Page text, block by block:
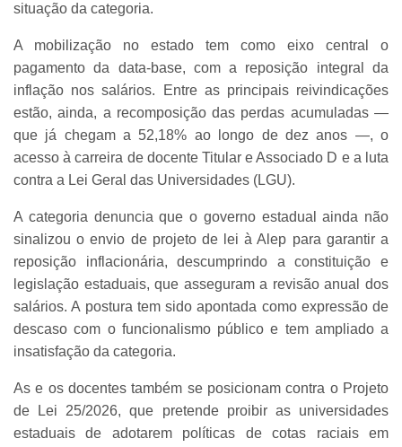
situação da categoria.
A mobilização no estado tem como eixo central o
pagamento da data-base, com a reposição integral da
inflação nos salários. Entre as principais reivindicações
estão, ainda, a recomposição das perdas acumuladas —
que já chegam a 52,18% ao longo de dez anos —, o
acesso à carreira de docente Titular e Associado D e a luta
contra a Lei Geral das Universidades (LGU).
A categoria denuncia que o governo estadual ainda não
sinalizou o envio de projeto de lei à Alep para garantir a
reposição inflacionária, descumprindo a constituição e
legislação estaduais, que asseguram a revisão anual dos
salários. A postura tem sido apontada como expressão de
descaso com o funcionalismo público e tem ampliado a
insatisfação da categoria.
As e os docentes também se posicionam contra o Projeto
de Lei 25/2026, que pretende proibir as universidades
estaduais de adotarem políticas de cotas raciais em